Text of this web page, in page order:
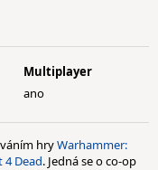
Multiplayer
ano
hryWarhammer:
4 Dead. Jedná se o co-op